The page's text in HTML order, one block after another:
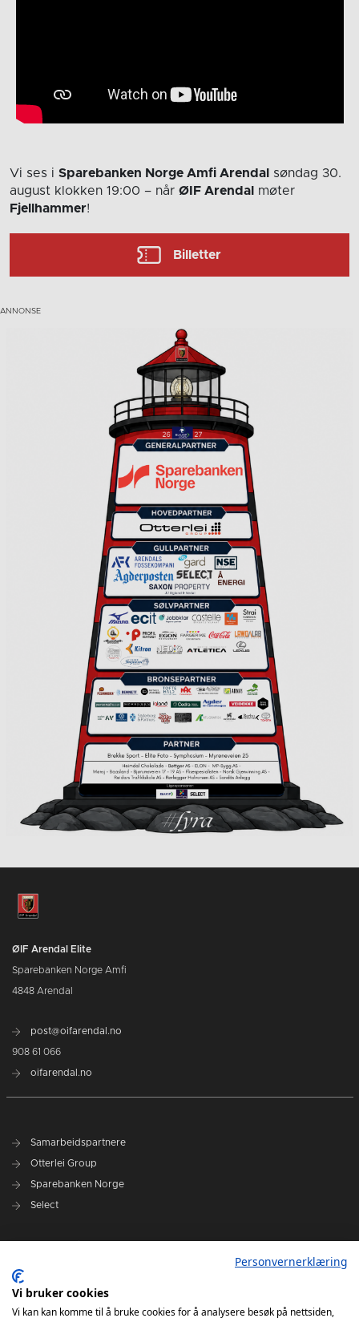
Vi ses i Sparebanken Norge Amfi Arendal
søndag 30.
august klokken 19:00 – når ØIF Arendal
møter
Fjellhammer!
Billetter
ØIF Arendal Elite
Sparebanken Norge Amfi
4848 Arendal
post@oifarendal.no
908 61 066
oifarendal.no
Samarbeidspartnere
Otterlei Group
Sparebanken Norge
Select
Spillerstall
Administrasjon
Personvernerklæring
Vi bruker cookies
Vi kan kan komme til å bruke cookies for å analysere besøk på nettsiden,